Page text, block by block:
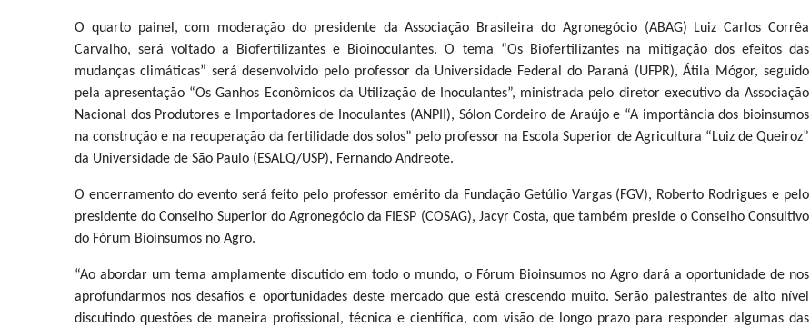
O quarto painel, com moderação do presidente da Associação Brasileira do Agronegócio (ABAG) Luiz Carlos Corrêa
Carvalho, será voltado a Biofertilizantes e Bioinoculantes. O tema “Os Biofertilizantes na mitigação dos efeitos das
mudanças climáticas” será desenvolvido pelo professor da Universidade Federal do Paraná (UFPR), Átila Mógor, seguido
pela apresentação “Os Ganhos Econômicos da Utilização de Inoculantes”, ministrada pelo diretor executivo da Associação
Nacional dos Produtores e Importadores de Inoculantes (ANPII), Sólon Cordeiro de Araújo e “A importância dos bioinsumos
na construção e na recuperação da fertilidade dos solos” pelo professor na Escola Superior de Agricultura “Luiz de Queiroz”
da Universidade de São Paulo (ESALQ/USP), Fernando Andreote.
O encerramento do evento será feito pelo professor emérito da Fundação Getúlio Vargas (FGV), Roberto Rodrigues e pelo
presidente do Conselho Superior do Agronegócio da FIESP (COSAG), Jacyr Costa, que também preside o Conselho Consultivo
do Fórum Bioinsumos no Agro.
“Ao abordar um tema amplamente discutido em todo o mundo, o Fórum Bioinsumos no Agro dará a oportunidade de nos
aprofundarmos nos desafios e oportunidades deste mercado que está crescendo muito. Serão palestrantes de alto nível
discutindo questões de maneira profissional, técnica e científica, com visão de longo prazo para responder algumas das